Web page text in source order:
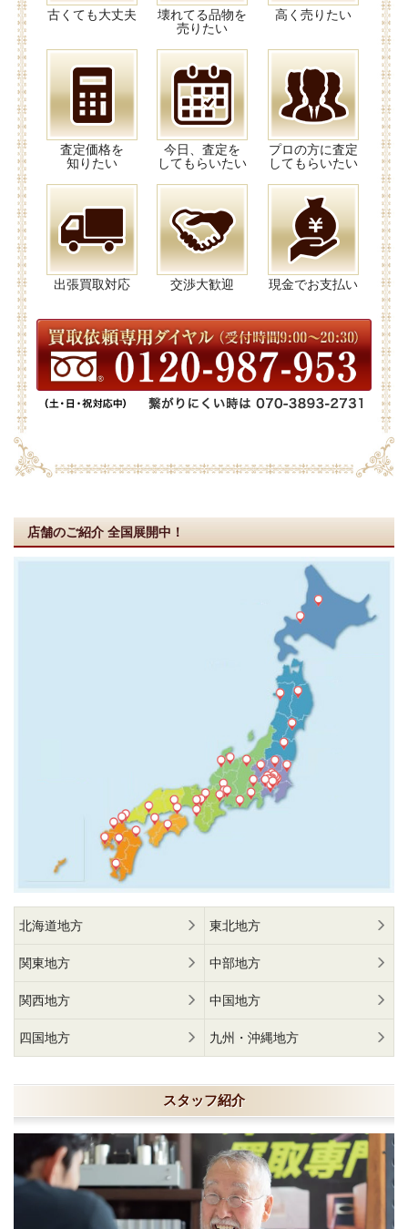
古くても大丈夫
壊れてる品物を
売りたい
高く売りたい
査定価格を
知りたい
今日、査定を
してもらいたい
プロの方に査定
してもらいたい
出張買取対応 交渉大歓迎 現金でお支払い
店舗のご紹介 全国展開中！
北海道地方 東北地方
関東地方 中部地方
関西地方 中国地方
四国地方 九州・沖縄地方
スタッフ紹介